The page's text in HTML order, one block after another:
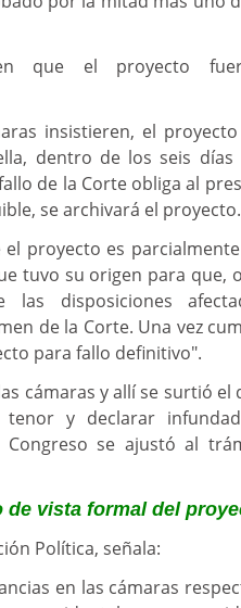
que el proyecto
insistieren, el
dentro de los seis
de la Corte obliga al
se archivará el proyecto.
proyecto es
tuvo su origen para que,
las disposiciones
de la Corte. Una vez
para fallo definitivo".
cámaras y allí se surtió el
y declarar
se ajustó al
de vista formal del
Política, señala:
en las cámaras